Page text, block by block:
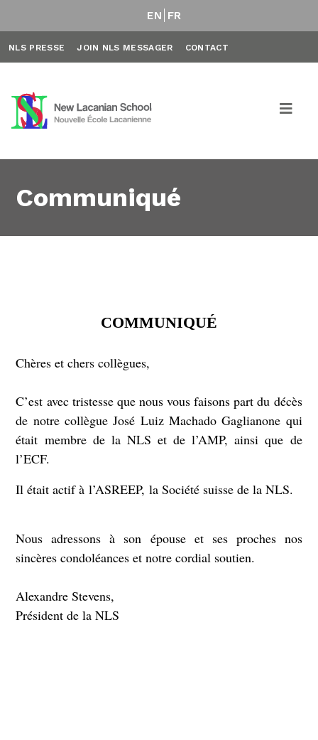
EN FR
NLS PRESSE JOIN NLS MESSAGER CONTACT
Communiqué
COMMUNIQUÉ
Chères et chers collègues,
C’est avec tristesse que nous vous faisons part du décès
de notre collègue José Luiz Machado Gaglianone qui
était membre de la NLS et de l’AMP, ainsi que de
l’ECF.
Il était actif à l’ASREEP, la Société suisse de la NLS.
Nous adressons à son épouse et ses proches nos
sincères condoléances et notre cordial soutien.
Alexandre Stevens,
Président de la NLS